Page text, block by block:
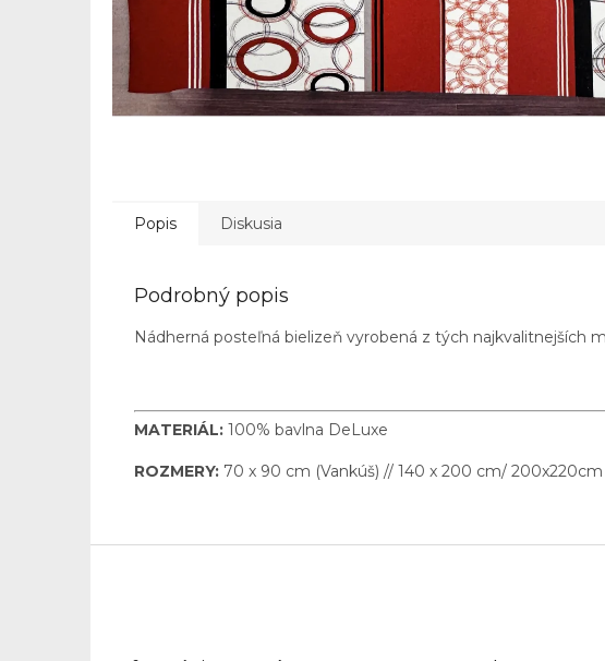
Popis Diskusia
Podrobný popis
Nádherná posteľná bielizeň vyrobená z tých najkvalitnejších
MATERIÁL: 100% bavlna DeLuxe
ROZMERY: 70 x 90 cm (Vankúš) // 140 x 200 cm/